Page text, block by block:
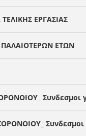
ΤΕΛΙΚΗΣ ΕΡΓΑΣΙΑΣ
ΠΑΛΑΙΟΤΕΡΩΝ ΕΤΩΝ
Συνδεσμοι
Συνδεσμοι